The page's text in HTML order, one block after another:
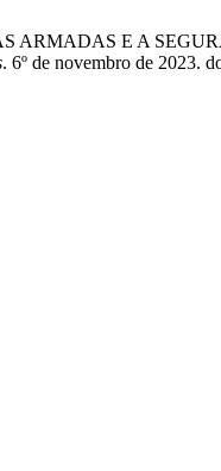
ARMADAS E A
. 6º de novembro de 2023.